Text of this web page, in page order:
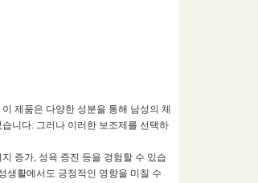
제품은 다양한 성분을 통해 남성의 체
니다. 그러나 이러한 보조제를 선택하
증가, 성욕 증진 등을 경험할 수 있습
생활에서도 긍정적인 영향을 미칠 수